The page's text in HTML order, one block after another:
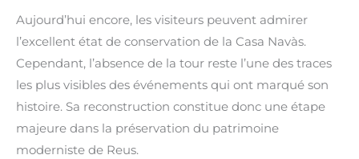
Aujourd’hui encore, les visiteurs peuvent admirer
l’excellent état de conservation de la Casa Navàs.
Cependant, l’absence de la tour reste l’une des traces
les plus visibles des événements qui ont marqué son
histoire. Sa reconstruction constitue donc une étape
majeure dans la préservation du patrimoine
moderniste de Reus.